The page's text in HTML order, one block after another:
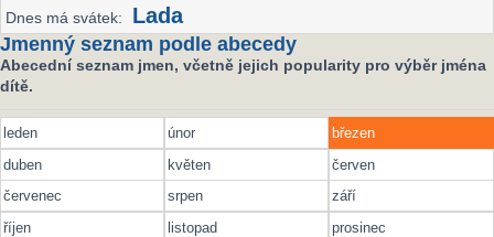
Dnes má svátek: Lada
Jmenný seznam podle abecedy
Abecední seznam jmen, včetně jejich popularity pro výběr jména
dítě.
leden únor
březen
duben
květen
červen
červenec
srpen
září
říjen
listopad prosinec